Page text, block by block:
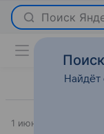
Поиск
1 июня 2026
Найдёт